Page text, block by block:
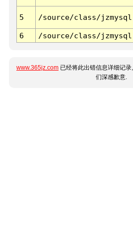
5 /source/class/
6 /source/class/
www.365jz.com 已经将此出错信息详细记
们深感歉意.